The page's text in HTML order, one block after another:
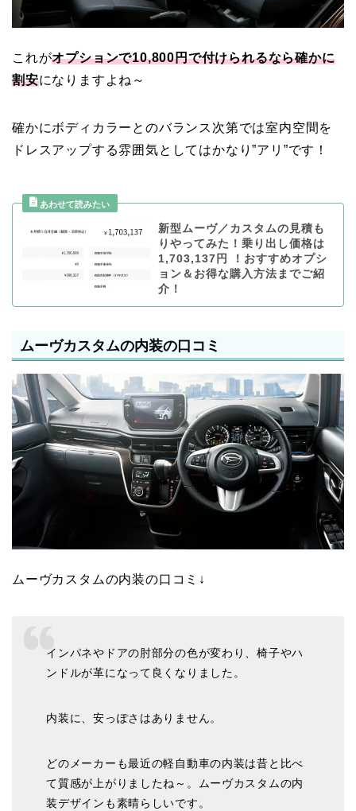
これがオプションで10,800円で付けられるなら確かに
割安になりますよね～
確かにボディカラーとのバランス次第では室内空間を
ドレスアップする雰囲気としてはかなり”アリ”です！
新型ムーヴ／カスタムの見積も
りやってみた！乗り出し価格は
1,703,137円 ！おすすめオプシ
ョン＆お得な購入方法までご紹
介！
ムーヴカスタムの内装の口コミ
ムーヴカスタムの内装の口コミ↓
インパネやドアの肘部分の色が変わり、椅子やハ
ンドルが革になって良くなりました。
内装に、安っぽさはありません。
どのメーカーも最近の軽自動車の内装は昔と比べ
て質感が上がりましたね～。ムーヴカスタムの内
装デザインも素晴らしいです。